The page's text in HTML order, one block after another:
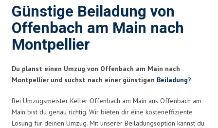
Günstige Beiladung von
Offenbach am Main nach
Montpellier
Du planst einen Umzug von Offenbach am Main nach
Montpellier und suchst nach einer günstigen Beiladung?
Bei Umzugsmeister Keller Offenbach am Main aus Offenbach am
Main bist du genau richtig. Wir bieten dir eine kosteneffiziente
Lösung für deinen Umzug. Mit unserer Beiladungsoption kannst du